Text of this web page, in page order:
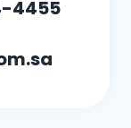
4455